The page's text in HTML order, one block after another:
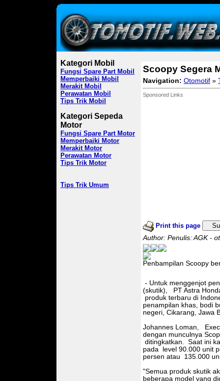
Kategori Mobil
Fungsi Spare Part Mobil
Memperbaiki Mobil
Merakit Mobil
Perawatan Mobil
Tips Trik Mobil
Kategori Sepeda
Motor
Fungsi Spare Part Motor
Memperbaiki Motor
Merakit Motor
Perawatan Motor
Tips Trik Motor
Tips Trik Umum
Scoopy Segera
Navigation: Otomotif »
Sponsored Links
Print this page
Author: Penulis: AGK -
Penbampilan Scoopy
- Untuk menggenjot
(skutik), PT Astra
produk terbaru di
penampilan khas, bodi
negeri, Cikarang, Jawa
Johannes Loman,
dengan munculnya
ditingkatkan. Saat ini
pada level 90.000 unit
persen atau 135.000
"Semua produk skutik
beberapa model yang